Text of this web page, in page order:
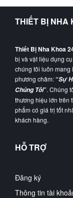
THIẾT BỊ NHA
Thiết Bị Nha Khoa
bị và vật liệu dụng
chúng tôi luôn mang
phương châm:“Sự
Chúng Tôi”. Chúng
thương hiệu lớn trên
phẩm có giá trị tốt
khách hàng.
HỖ TRỢ
Đăng ký
Thông tin tài